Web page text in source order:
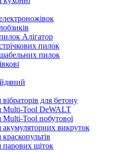
Алігатор
пилок
пилок
для бетону
Multi-Tool DeWALT
Tool побутової
викруток
парових щіток